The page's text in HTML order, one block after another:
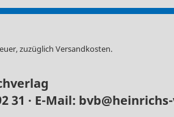
zuzüglich Versandkosten.
31 · E-Mail: